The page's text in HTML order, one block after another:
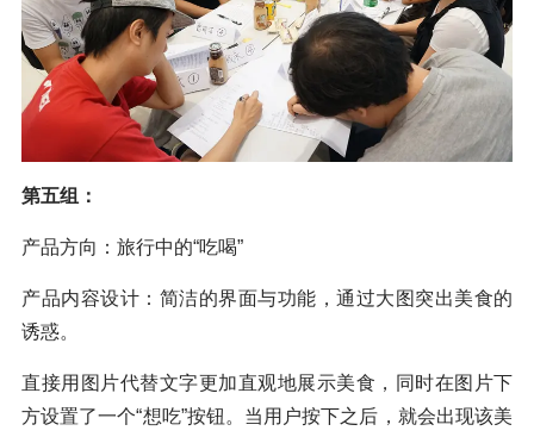
第五组：
产品方向：旅行中的“吃喝”
产品内容设计：简洁的界面与功能，通过大图突出美食的
诱惑。
直接用图片代替文字更加直观地展示美食，同时在图片下
方设置了一个“想吃”按钮。当用户按下之后，就会出现该美